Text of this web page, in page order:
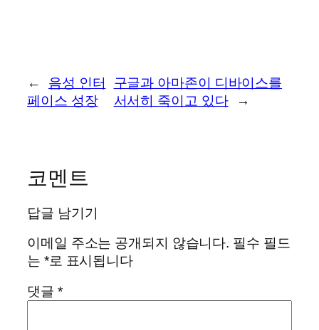
←
음성 인터
페이스 성장
구글과 아마존이 디바이스를
서서히 죽이고 있다
→
코멘트
답글 남기기
이메일 주소는 공개되지 않습니다. 필수 필드
는 *로 표시됩니다
댓글 *